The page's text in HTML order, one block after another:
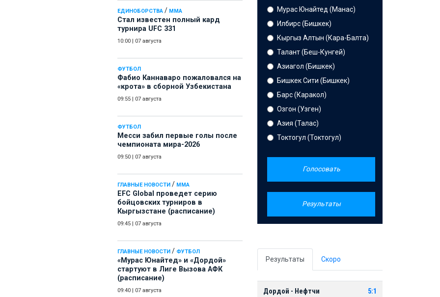
ЕДИНОБОРСТВА / ММА
Стал известен полный кард
турнира UFC 331
10:00 07 августа
ФУТБОЛ
Фабио Каннаваро пожаловался на
«крота» в сборной Узбекистана
09:55 07 августа
ФУТБОЛ
Месси забил первые голы после
чемпионата мира-2026
09:50 07 августа
ГЛАВНЫЕ НОВОСТИ / ММА
EFC Global проведет серию
бойцовских турниров в
Кыргызстане (расписание)
09:45 07 августа
ГЛАВНЫЕ НОВОСТИ / ФУТБОЛ
«Мурас Юнайтед» и «Дордой»
стартуют в Лиге Вызова АФК
(расписание)
09:40 07 августа
Мурас Юнайтед (Манас)
Илбирс (Бишкек)
Кыргыз Алтын (Кара-Балта)
Талант (Беш-Кунгей)
Азиагол (Бишкек)
Бишкек Сити (Бишкек)
Барс (Каракол)
Озгон (Узген)
Азия (Талас)
Токтогул (Токтогул)
Голосовать
Результаты
Результаты Скоро
Дордой - Нефтчи 5:1